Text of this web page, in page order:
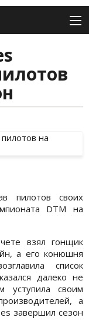
пилотов своих
DTM на
взял гонщик
а его конюшня
список
далеко не
уступила своим
а
завершил сезон